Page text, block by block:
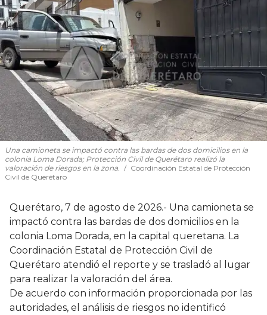
Una camioneta se impactó contra las bardas de dos domicilios en la
colonia Loma Dorada; Protección Civil de Querétaro realizó la
valoración de riesgos en la zona.
Coordinación Estatal de Protección
Civil de Querétaro
Querétaro, 7 de agosto de 2026.- Una camioneta se
impactó contra las bardas de dos domicilios en la
colonia Loma Dorada, en la capital queretana. La
Coordinación Estatal de Protección Civil de
Querétaro atendió el reporte y se trasladó al lugar
para realizar la valoración del área.
De acuerdo con información proporcionada por las
autoridades, el análisis de riesgos no identificó